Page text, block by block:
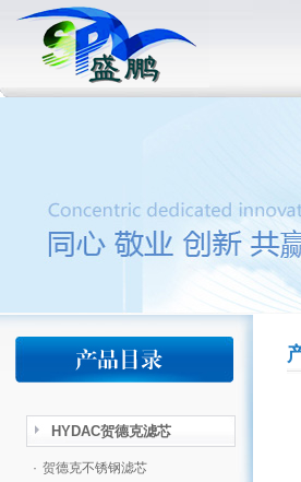
HYDAC贺德克滤芯
· 贺德克不锈钢滤芯